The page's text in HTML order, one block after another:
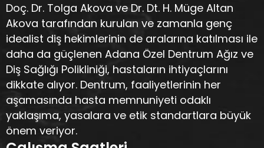
Doç. Dr. Tolga Akova ve Dr. Dt. H. Müge Altan
Akova tarafından kurulan ve zamanla genç
idealist diş hekimlerinin de aralarına katılması ile
daha da güçlenen Adana Özel Dentrum Ağız ve
Diş Sağlığı Polikliniği, hastaların ihtiyaçlarını
dikkate alıyor. Dentrum, faaliyetlerinin her
aşamasında hasta memnuniyeti odaklı
yaklaşıma, yasalara ve etik standartlara büyük
önem veriyor.